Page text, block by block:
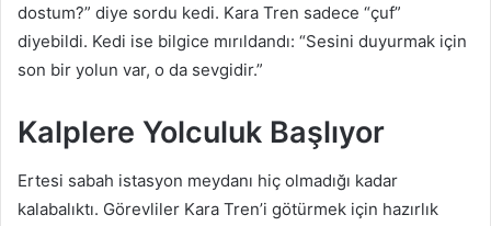
dostum?” diye sordu kedi. Kara Tren sadece “çuf”
diyebildi. Kedi ise bilgice mırıldandı: “Sesini duyurmak için
son bir yolun var, o da sevgidir.”
Kalplere Yolculuk Başlıyor
Ertesi sabah istasyon meydanı hiç olmadığı kadar
kalabalıktı. Görevliler Kara Tren’i götürmek için hazırlık